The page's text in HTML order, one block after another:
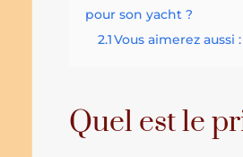
pour son yacht ?
2.1Vous aimerez aussi :
Quel est le